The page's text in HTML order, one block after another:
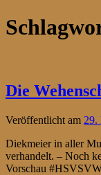
Die
Veröffentlicht am 29.
Diekmeier in aller
verhandelt. – Noch
Vorschau